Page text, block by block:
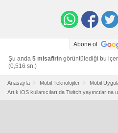
Abone ol
Şu anda 5 misafirin görüntülediği bu
(0,516 sn.)
Anasayfa Mobil Teknolojiler
Mobil
Artık iOS kullanıcıları da Twitch